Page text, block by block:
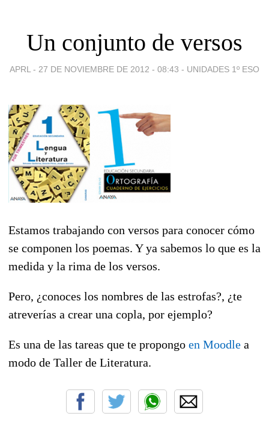
Un conjunto de versos
APRL - 27 DE NOVIEMBRE DE 2012 - 08:43 - UNIDADES 1º ESO
Estamos trabajando con versos para conocer cómo
se componen los poemas. Y ya sabemos lo que es la
medida y la rima de los versos.
Pero, ¿conoces los nombres de las estrofas?, ¿te
atreverías a crear una copla, por ejemplo?
Es una de las tareas que te propongo en Moodle a
modo de Taller de Literatura.